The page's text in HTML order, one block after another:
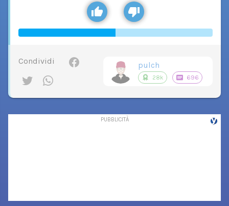
Condividi pulch
28k 696